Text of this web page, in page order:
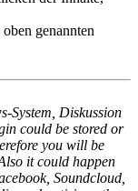
genannten
System, Diskussion
could be stored or
you will be
it could happen
Soundcloud,